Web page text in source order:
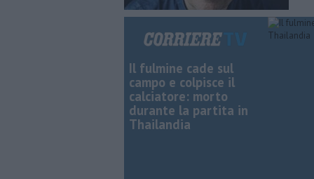
Il fulmine cade sul
campo e colpisce il
calciatore: morto
durante la partita in
Thailandia